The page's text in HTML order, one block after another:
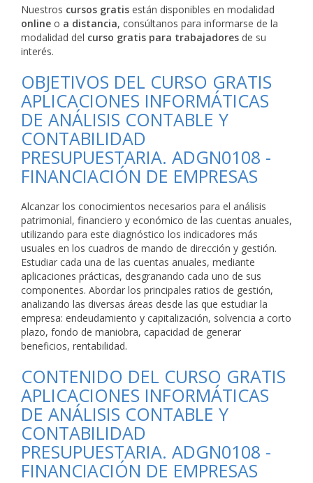
Nuestros cursos gratis están disponibles en modalidad
online o a distancia, consúltanos para informarse de la
modalidad del curso gratis para trabajadores de su
interés.
OBJETIVOS DEL CURSO GRATIS
APLICACIONES INFORMÁTICAS
DE ANÁLISIS CONTABLE Y
CONTABILIDAD
PRESUPUESTARIA. ADGN0108 -
FINANCIACIÓN DE EMPRESAS
Alcanzar los conocimientos necesarios para el análisis
patrimonial, financiero y económico de las cuentas anuales,
utilizando para este diagnóstico los indicadores más
usuales en los cuadros de mando de dirección y gestión.
Estudiar cada una de las cuentas anuales, mediante
aplicaciones prácticas, desgranando cada uno de sus
componentes. Abordar los principales ratios de gestión,
analizando las diversas áreas desde las que estudiar la
empresa: endeudamiento y capitalización, solvencia a corto
plazo, fondo de maniobra, capacidad de generar
beneficios, rentabilidad.
CONTENIDO DEL CURSO GRATIS
APLICACIONES INFORMÁTICAS
DE ANÁLISIS CONTABLE Y
CONTABILIDAD
PRESUPUESTARIA. ADGN0108 -
FINANCIACIÓN DE EMPRESAS